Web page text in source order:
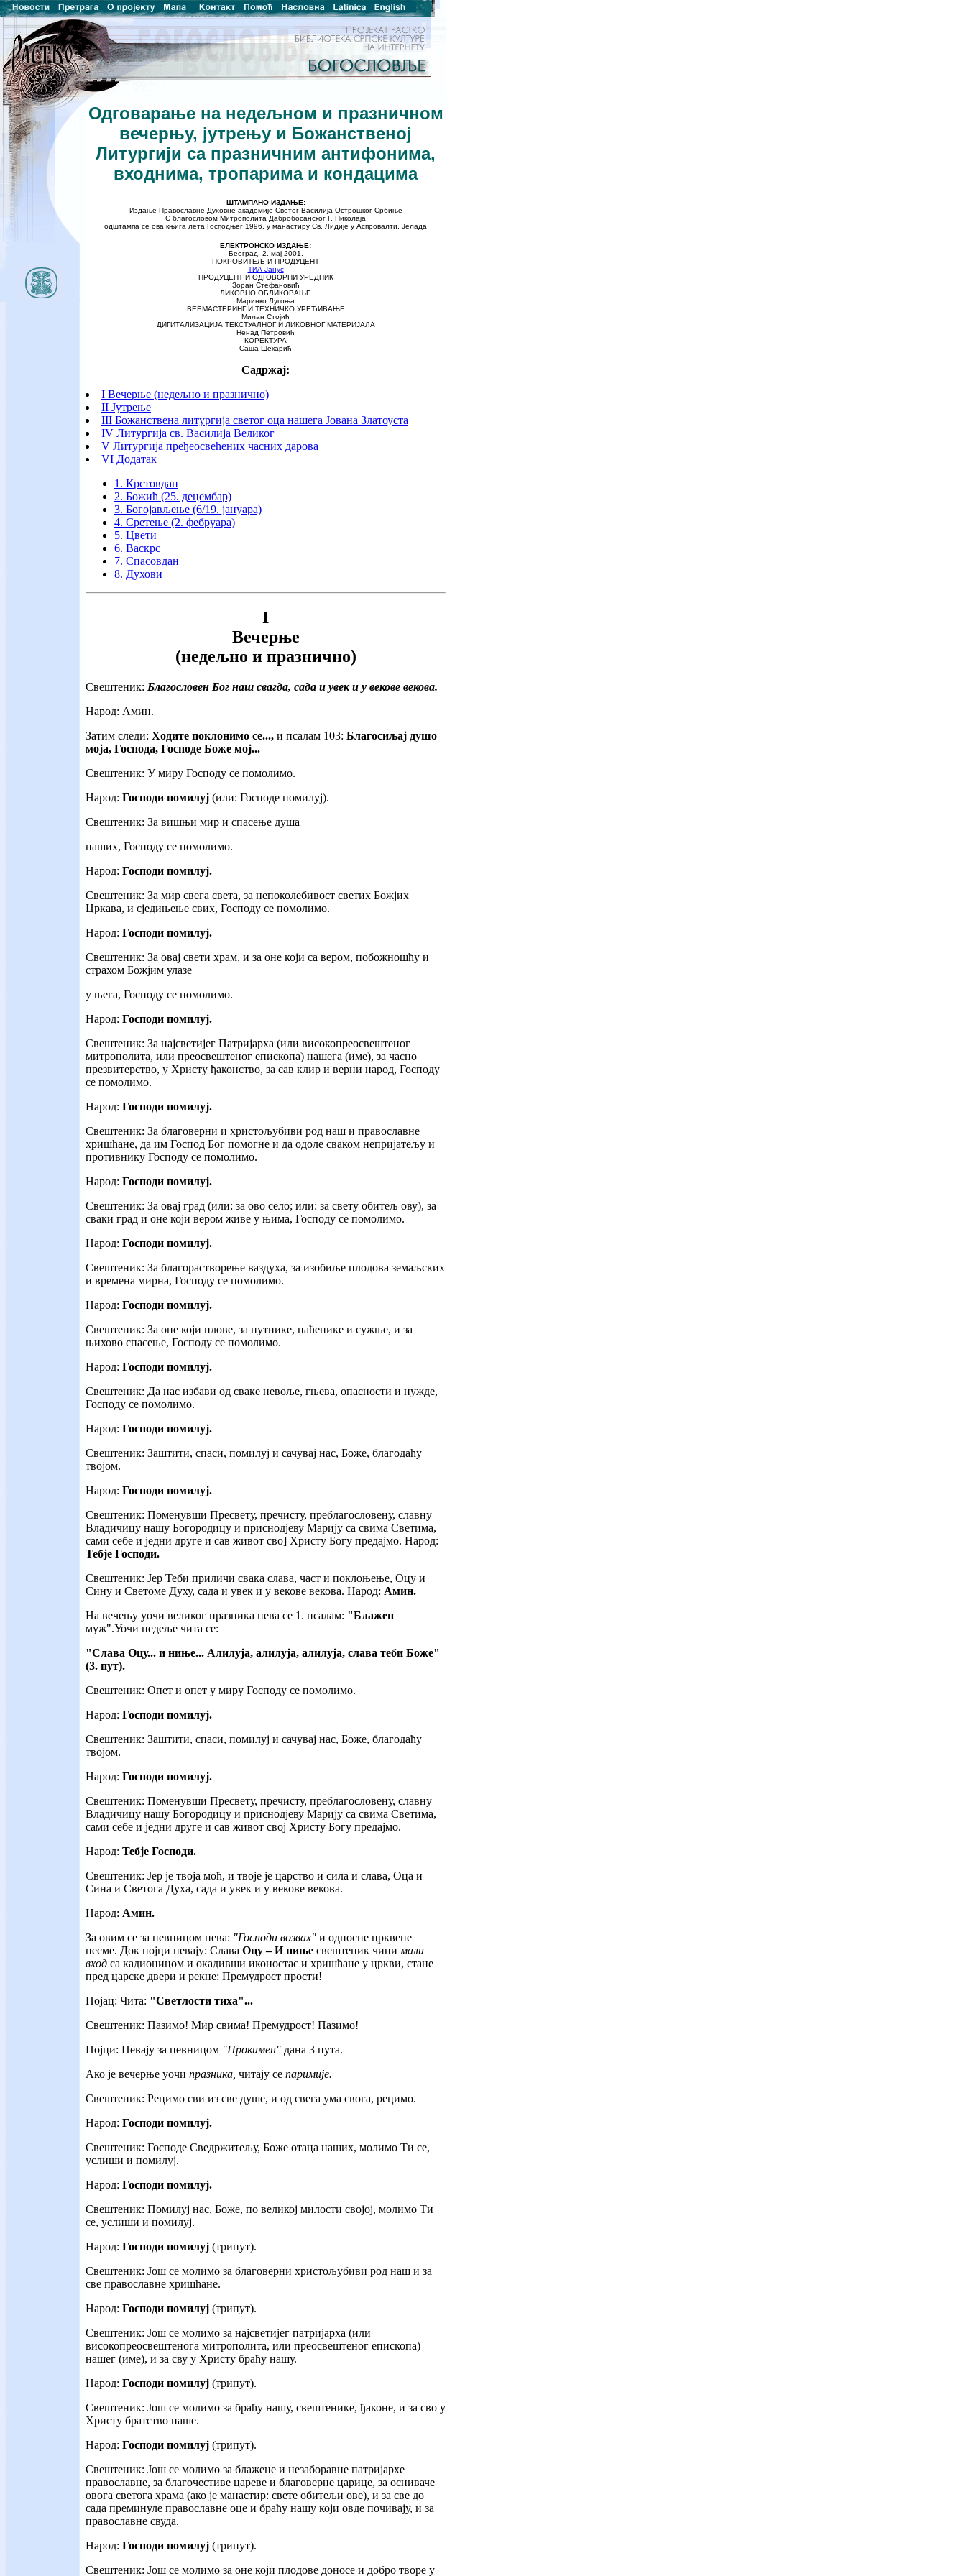
Одговарање на недељном и празничном
вечерњу, јутрењу и Божанственој
Литургији са празничним антифонима,
входнима, тропарима и кондацима
ШТАМПАНО ИЗДАЊЕ:
Издање Православне Духовне академије Светог Василија Острошког Србиње
С благословом Митрополита Дабробосанског Г. Николаја
одштампа се ова књига лета Господњег 1996. у манастиру Св. Лидије у Аспровалти, Јелада
ЕЛЕКТРОНСКО ИЗДАЊЕ:
Београд, 2. мај2001.
ПОКРОВИТЕЉ И ПРОДУЦЕНТ
ТИА Јанус
ПРОДУЦЕНТ И ОДГОВОРНИ УРЕДНИК
Зоран Стефановић
ЛИКОВНО ОБЛИКОВАЊЕ
Маринко Лугоња
ВЕБМАСТЕРИНГ И ТЕХНИЧКО УРЕЂИВАЊЕ
Милан Стојић
ДИГИТАЛИЗАЦИЈА ТЕКСТУАЛНОГ И ЛИКОВНОГ МАТЕРИЈАЛА
Ненад Петровић
КОРЕКТУРА
Саша Шекарић
Садржај:
I Вечерње (недељно и празнично)
II Јутрење
III Божанствена литургија светог оца нашега Јована Златоуста
IV Литургија св. Василија Великог
V Литургија пређеосвећених часних дарова
VI Додатак
1. Крстовдан
2. Божић (25. децембар)
3. Богојављење (6/19. јануара)
4. Сретење (2. фебруара)
5. Цвети
6. Васкрс
7. Спасовдан
8. Духови
I
Вечерње
(недељно и празнично)
Свештеник: Благословен Бог наш свагда, сада и увек и у векове векова.
Народ: Амин.
Затим следи: Ходите поклонимо се..., и псалам 103: Благосиљај душо
моја, Господа, Господе Боже мој...
Свештеник: У миру Господу се помолимо.
Народ: Господи помилуј (или: Господе помилуј).
Свештеник: За вишњи мир и спасење душа
наших, Господу се помолимо.
Народ: Господи помилуј.
Свештеник: За мир свега света, за непоколебивост светих Божјих
Цркава, и сједињење свих, Господу се помолимо.
Народ: Господи помилуј.
Свештеник: За овај свети храм, и за оне који са вером, побожношћу и
страхом Божјим улазе
у њега, Господу се помолимо.
Народ: Господи помилуј.
Свештеник: За најсветијег Патријарха (или високопреосвештеног
митрополита, или преосвештеног епископа) нашега (име), за часно
презвитерство, у Христу ђаконство, за сав клир и верни народ, Господу
се помолимо.
Народ: Господи помилуј.
Свештеник: За благоверни и христољубиви род наш и православне
хришћане, да им Господ Бог помогне и да одоле сваком непријатељу и
противнику Господу се помолимо.
Народ: Господи помилуј.
Свештеник: За овај град (или: за ово село; или: за свету обитељ ову), за
сваки град и оне који вером живе у њима, Господу се помолимо.
Народ: Господи помилуј.
Свештеник: За благорастворење ваздуха, за изобиље плодова земаљских
и времена мирна, Господу се помолимо.
Народ: Господи помилуј.
Свештеник: За оне који плове, за путнике, паћенике и сужње, и за
њихово спасење, Господу се помолимо.
Народ: Господи помилуј.
Свештеник: Да нас избави од сваке невоље, гњева, опасности и нужде,
Господу се помолимо.
Народ: Господи помилуј.
Свештеник: Заштити, спаси, помилуј и сачувај нас, Боже, благодаћу
твојом.
Народ: Господи помилуј.
Свештеник: Поменувши Пресвету, пречисту, преблагословену, славну
Владичицу нашу Богородицу и приснодјеву Марију са свима Светима,
сами себе и једни друге и сав живот сво] Христу Богу предајмо. Народ:
Тебје Господи.
Свештеник: Јер Теби приличи свака слава, част и поклоњење, Оцу и
Сину и Светоме Духу, сада и увек и у векове векова. Народ: Амин.
На вечењу уочи великог празника пева се 1. псалам: "Блажен
муж".Уочи недеље чита се:
"Слава Оцу... и ниње... Алилуја, алилуја, алилуја, слава теби Боже"
(3. пут).
Свештеник: Опет и опет у миру Господу се помолимо.
Народ: Господи помилуј.
Свештеник: Заштити, спаси, помилуј и сачувај нас, Боже, благодаћу
твојом.
Народ: Господи помилуј.
Свештеник: Поменувши Пресвету, пречисту, преблагословену, славну
Владичицу нашу Богородицу и приснодјеву Марију са свима Светима,
сами себе и једни друге и сав живот свој Христу Богу предајмо.
Народ: Тебје Господи.
Свештеник: Јер је твоја моћ, и твоје је царство и сила и слава, Оца и
Сина и Светога Духа, сада и увек и у векове векова.
Народ: Амин.
За овим се за певницом пева: "Господи возвах" и односне црквене
песме. Док појци певају: Слава Оцу – И ниње свештеник чини мали
вход са кадионицом и окадивши иконостас и хришћане у цркви, стане
пред царске двери и рекне: Премудрост прости!
Појац: Чита: "Светлости тиха"...
Свештеник: Пазимо! Мир свима! Премудрост! Пазимо!
Појци: Певају за певницом "Прокимен" дана 3 пута.
Ако је вечерње уочи празника, читају се паримије.
Свештеник: Рецимо сви из све душе, и од свега ума свога, рецимо.
Народ: Господи помилуј.
Свештеник: Господе Сведржитељу, Боже отаца наших, молимо Ти се,
услиши и помилуј.
Народ: Господи помилуј.
Свештеник: Помилуј нас, Боже, по великој милости својој, молимо Ти
се, услиши и помилуј.
Народ: Господи помилуј (трипут).
Свештеник: Још се молимо за благоверни христољубиви род наш и за
све православне хришћане.
Народ: Господи помилуј (трипут).
Свештеник: Још се молимо за најсветијег патријарха (или
високопреосвештенога митрополита, или преосвештеног епископа)
нашег (име), и за сву у Христу браћу нашу.
Народ: Господи помилуј (трипут).
Свештеник: Још се молимо за браћу нашу, свештенике, ђаконе, и за сво у
Христу братство наше.
Народ: Господи помилуј (трипут).
Свештеник: Још се молимо за блажене и незаборавне патријархе
православне, за благочестиве цареве и благоверне царице, за осниваче
овога светога храма (ако је манастир: свете обитељи ове), и за све до
сада преминуле православне оце и браћу нашу који овде почивају, и за
православне свуда.
Народ: Господи помилуј (трипут).
Свештеник: Још се молимо за оне који плодове доносе и добро творе у